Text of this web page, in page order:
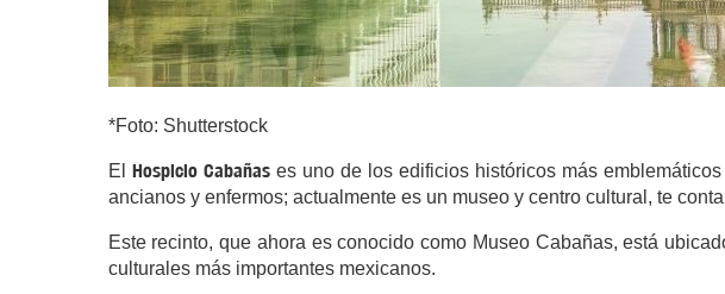
*Foto: Shutterstock
El Hospicio Cabañases uno de los edificios históricos más
ancianos y enfermos; actualmente es un museo y centro cultural, te
Este recinto, que ahora es conocido como Museo Cabañas, está
culturales más importantes mexicanos.